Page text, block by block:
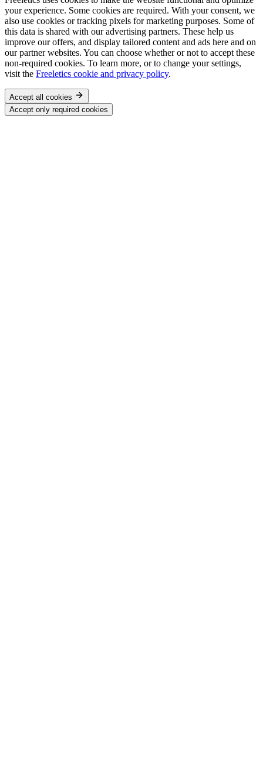
your experience. Some cookies are required. With your consent, we
also use cookies or tracking pixels for marketing purposes. Some of
this data is shared with our advertising partners. These help us
improve our offers, and display tailored content and ads here and on
our partner websites. You can choose whether or not to accept these
non-required cookies. To learn more, or to change your settings,
visit the Freeletics cookie and privacy policy.
Accept all cookies
Accept only required cookies